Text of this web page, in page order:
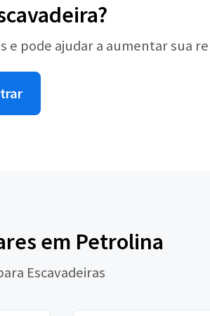
e pode ajudar a aumentar sua
em Petrolina
Escavadeiras